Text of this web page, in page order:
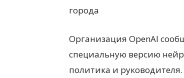
Организация OpenAI
специальную версию
политика и